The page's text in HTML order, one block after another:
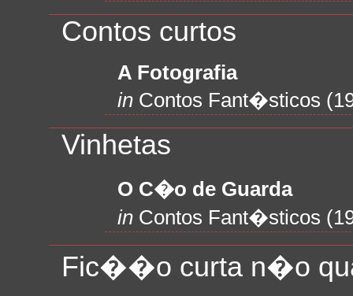
Contos curtos
A Fotografia
in Contos Fant�sticos
Vinhetas
O C�o de Guarda
in Contos Fant�sticos
Fic��o curta n�o